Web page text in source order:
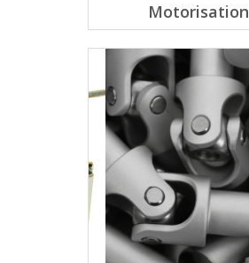
Motorisation